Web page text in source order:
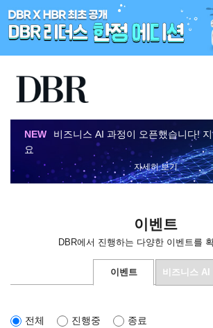
NEW
비즈니스 AI 과정이 오픈했습니다!
요
자세히 보기
이벤트
DBR에서 진행하는 다양한 이벤트를
이벤트 비즈니스 AI
전체 진행중 종료